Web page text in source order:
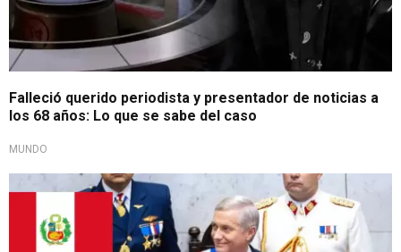
Falleció querido periodista y presentador de noticias a
los 68 años: Lo que se sabe del caso
MUNDO
Kast a la expectativa